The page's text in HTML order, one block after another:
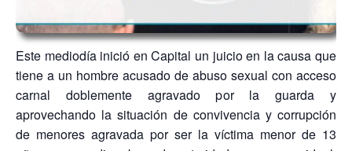
Este mediodía inició en Capital un juicio en la causa que
tiene a un hombre acusado de abuso sexual con acceso
carnal doblemente agravado por la guarda y
aprovechando la situación de convivencia y corrupción
de menores agravada por ser la víctima menor de 13